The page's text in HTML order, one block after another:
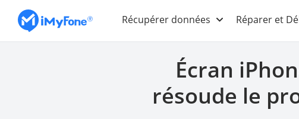
Récupérer données Réparer et
Écran
résoude le